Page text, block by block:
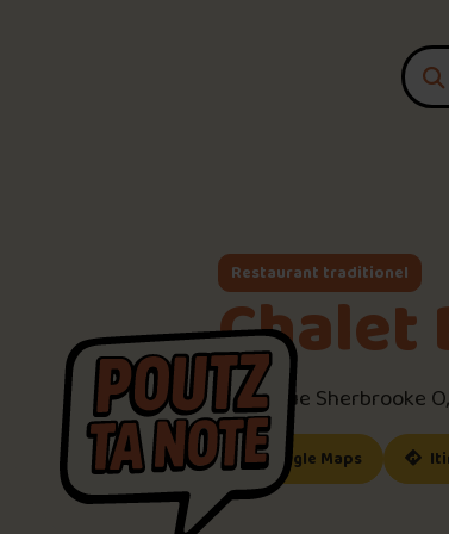
Restaurant traditionel
Chalet
5456 Rue Sherbrooke
Google Maps (ce lien